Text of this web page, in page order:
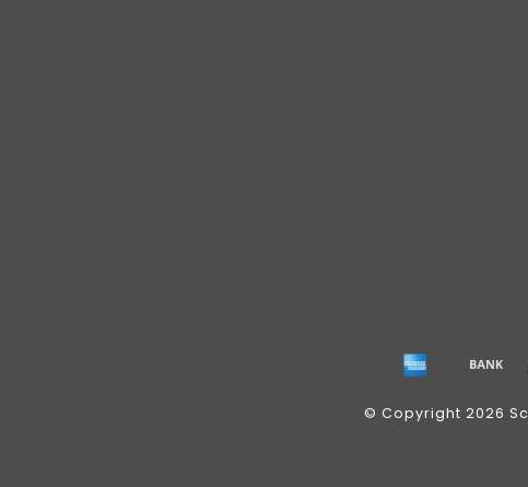
© Copyright 2026